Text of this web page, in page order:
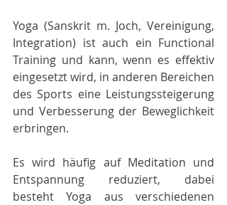
Yoga (Sanskrit m. Joch, Vereinigung,
Integration) ist auch ein Functional
Training und kann, wenn es effektiv
eingesetzt wird, in anderen Bereichen
des Sports eine Leistungssteigerung
und Verbesserung der Beweglichkeit
erbringen.
Es wird häufig auf Meditation und
Entspannung reduziert, dabei
besteht Yoga aus verschiedenen